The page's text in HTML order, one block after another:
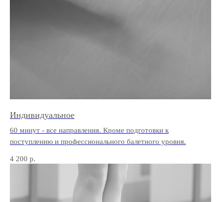
Индивидуальное
60 минут - все направления. Кроме подготовки к
поступлению и профессионального балетного уровня.
4 200 р.